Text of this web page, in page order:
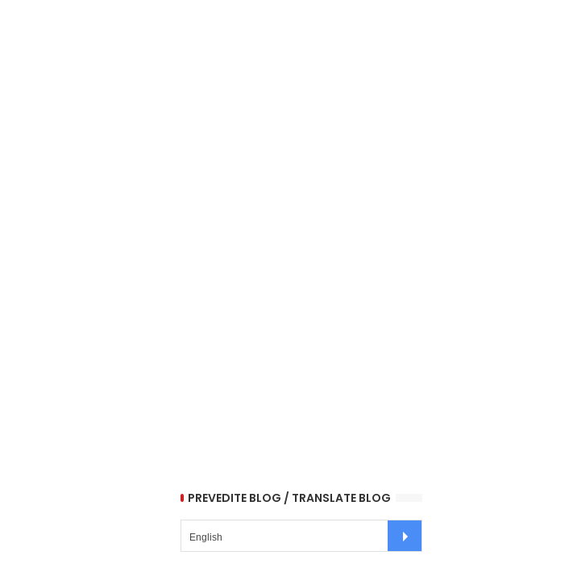
PREVEDITE BLOG / TRANSLATE BLOG